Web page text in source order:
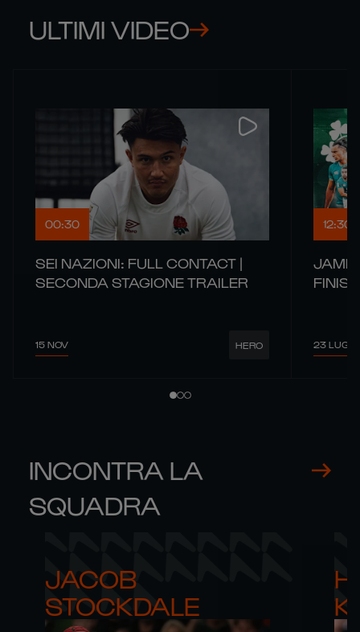
ULTIMI VIDEO
00:30
SEI NAZIONI: FULL CONTACT |
SECONDA STAGIONE TRAILER
15 NOV HERO
12:30
23 LUG
INCONTRA LA
SQUADRA
JACOB
STOCKDALE